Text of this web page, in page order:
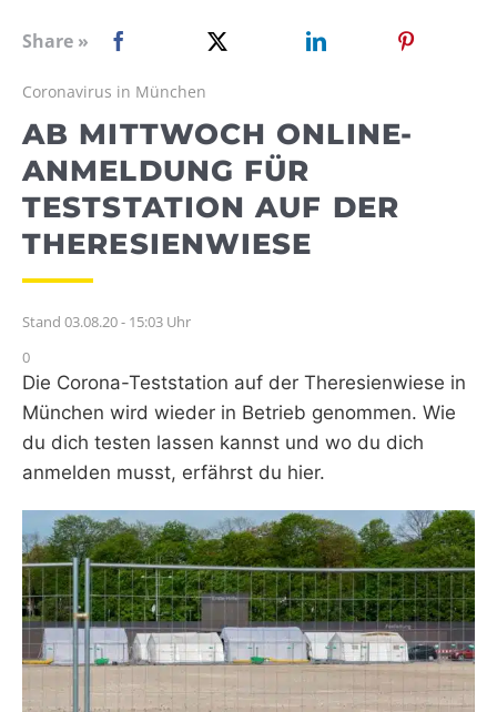
WEBRADIO
Share »
Coronavirus in München
AB MITTWOCH ONLINE-
ANMELDUNG FÜR
TESTSTATION AUF DER
THERESIENWIESE
Stand 03.08.20 - 15:03 Uhr
0
Die Corona-Teststation auf der Theresienwiese in
München wird wieder in Betrieb genommen. Wie
du dich testen lassen kannst und wo du dich
anmelden musst, erfährst du hier.